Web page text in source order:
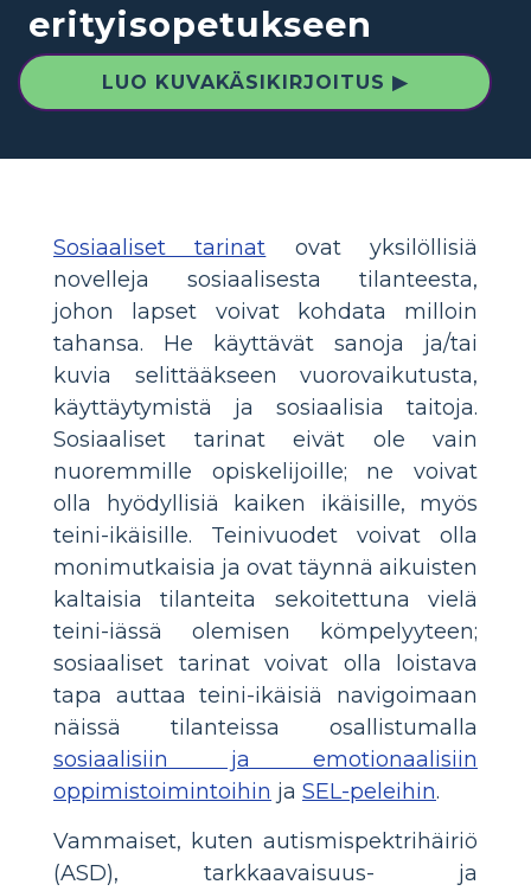
erityisopetukseen
LUO KUVAKÄSIKIRJOITUS ▶
Sosiaaliset tarinat ovat yksilöllisiä
novelleja sosiaalisesta tilanteesta,
johon lapset voivat kohdata milloin
tahansa. He käyttävät sanoja ja/tai
kuvia selittääkseen vuorovaikutusta,
käyttäytymistä ja sosiaalisia taitoja.
Sosiaaliset tarinat eivät ole vain
nuoremmille opiskelijoille; ne voivat
olla hyödyllisiä kaiken ikäisille, myös
teini-ikäisille. Teinivuodet voivat olla
monimutkaisia ​​ja ovat täynnä aikuisten
kaltaisia ​​tilanteita sekoitettuna vielä
teini-iässä olemisen kömpelyyteen;
sosiaaliset tarinat voivat olla loistava
tapa auttaa teini-ikäisiä navigoimaan
näissä tilanteissa osallistumalla
sosiaalisiin ja emotionaalisiin
oppimistoimintoihin ja SEL-peleihin.
Vammaiset, kuten autismispektrihäiriö
(ASD), tarkkaavaisuus- ja